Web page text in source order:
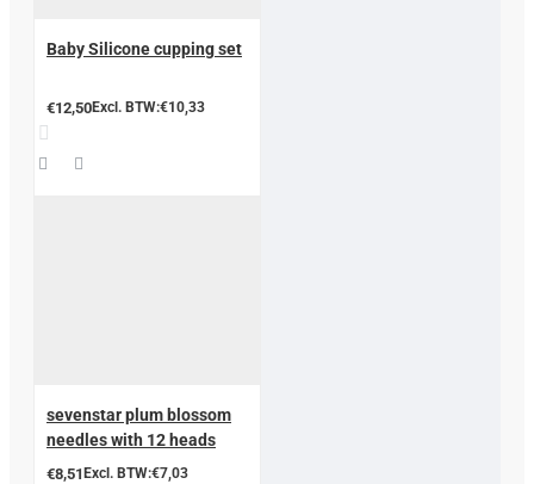
Baby Silicone cupping set
€12,50Excl. BTW:€10,33
sevenstar plum blossom
needles with 12 heads
€8,51Excl. BTW:€7,03